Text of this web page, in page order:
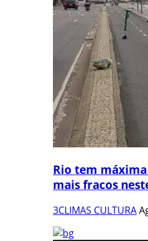
Rio tem máxima
mais fracos
3CLIMAS CULTURA